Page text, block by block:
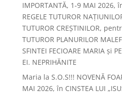
IMPORTANTĂ, 1-9 MAI 2026,
REGELE TUTUROR
TUTUROR CREȘTINILOR,
TUTUROR PLANURILOR
SFINTEI FECIOARE MARIA și
EI. NEPRIHĂNITE
Maria la S.O.S!!! NOVENĂ
MAI 2026, în CINSTEA LUI